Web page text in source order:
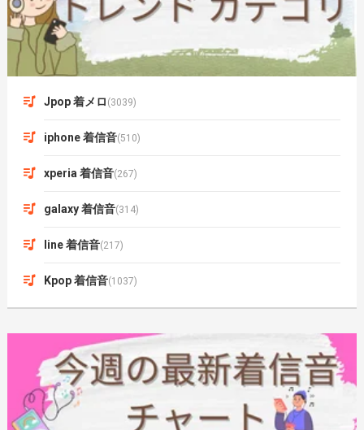
Jpop 着メロ (3039)
iphone 着信音(510)
xperia 着信音(267)
galaxy 着信音(314)
line 着信音(217)
Kpop 着信音(1037)